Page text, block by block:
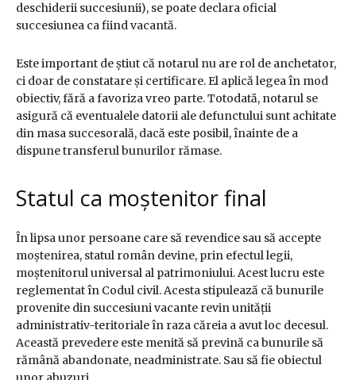
deschiderii succesiunii), se poate declara oficial
succesiunea ca fiind vacantă.
Este important de știut că notarul nu are rol de anchetator,
ci doar de constatare și certificare. El aplică legea în mod
obiectiv, fără a favoriza vreo parte. Totodată, notarul se
asigură că eventualele datorii ale defunctului sunt achitate
din masa succesorală, dacă este posibil, înainte de a
dispune transferul bunurilor rămase.
Statul ca moștenitor final
În lipsa unor persoane care să revendice sau să accepte
moștenirea, statul român devine, prin efectul legii,
moștenitorul universal al patrimoniului. Acest lucru este
reglementat în Codul civil. Acesta stipulează că bunurile
provenite din succesiuni vacante revin unității
administrativ-teritoriale în raza căreia a avut loc decesul.
Această prevedere este menită să prevină ca bunurile să
rămână abandonate, neadministrate. Sau să fie obiectul